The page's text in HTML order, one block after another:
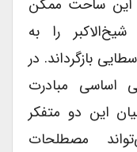
این ساحت ممکن
را به
بازگرداند. در
مبادرت
این دو متفکر
مصطلحات